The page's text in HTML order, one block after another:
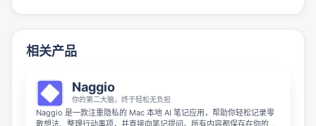
相关产品
Naggio
你的第二大脑，终于轻松无负担
Naggio 是一款注重隐私的 Mac 本地 AI 笔记应用，帮助你轻松记录零
散想法、整理行动事项，并直接向笔记提问。所有内容都保存在你的